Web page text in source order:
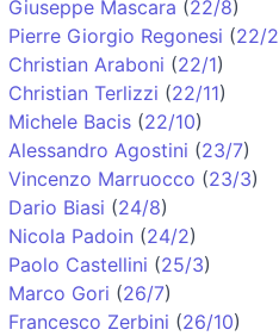
Giuseppe Mascara (22/8)
Pierre Giorgio Regonesi (22/2
Christian Araboni (22/1)
Christian Terlizzi (22/11)
Michele Bacis (22/10)
Alessandro Agostini (23/7)
Vincenzo Marruocco (23/3)
Dario Biasi (24/8)
Nicola Padoin (24/2)
Paolo Castellini (25/3)
Marco Gori (26/7)
Francesco Zerbini (26/10)